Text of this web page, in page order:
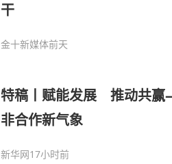
干
金十新媒体前天
特稿丨赋能发展 推动共赢
非合作新气象
新华网17小时前